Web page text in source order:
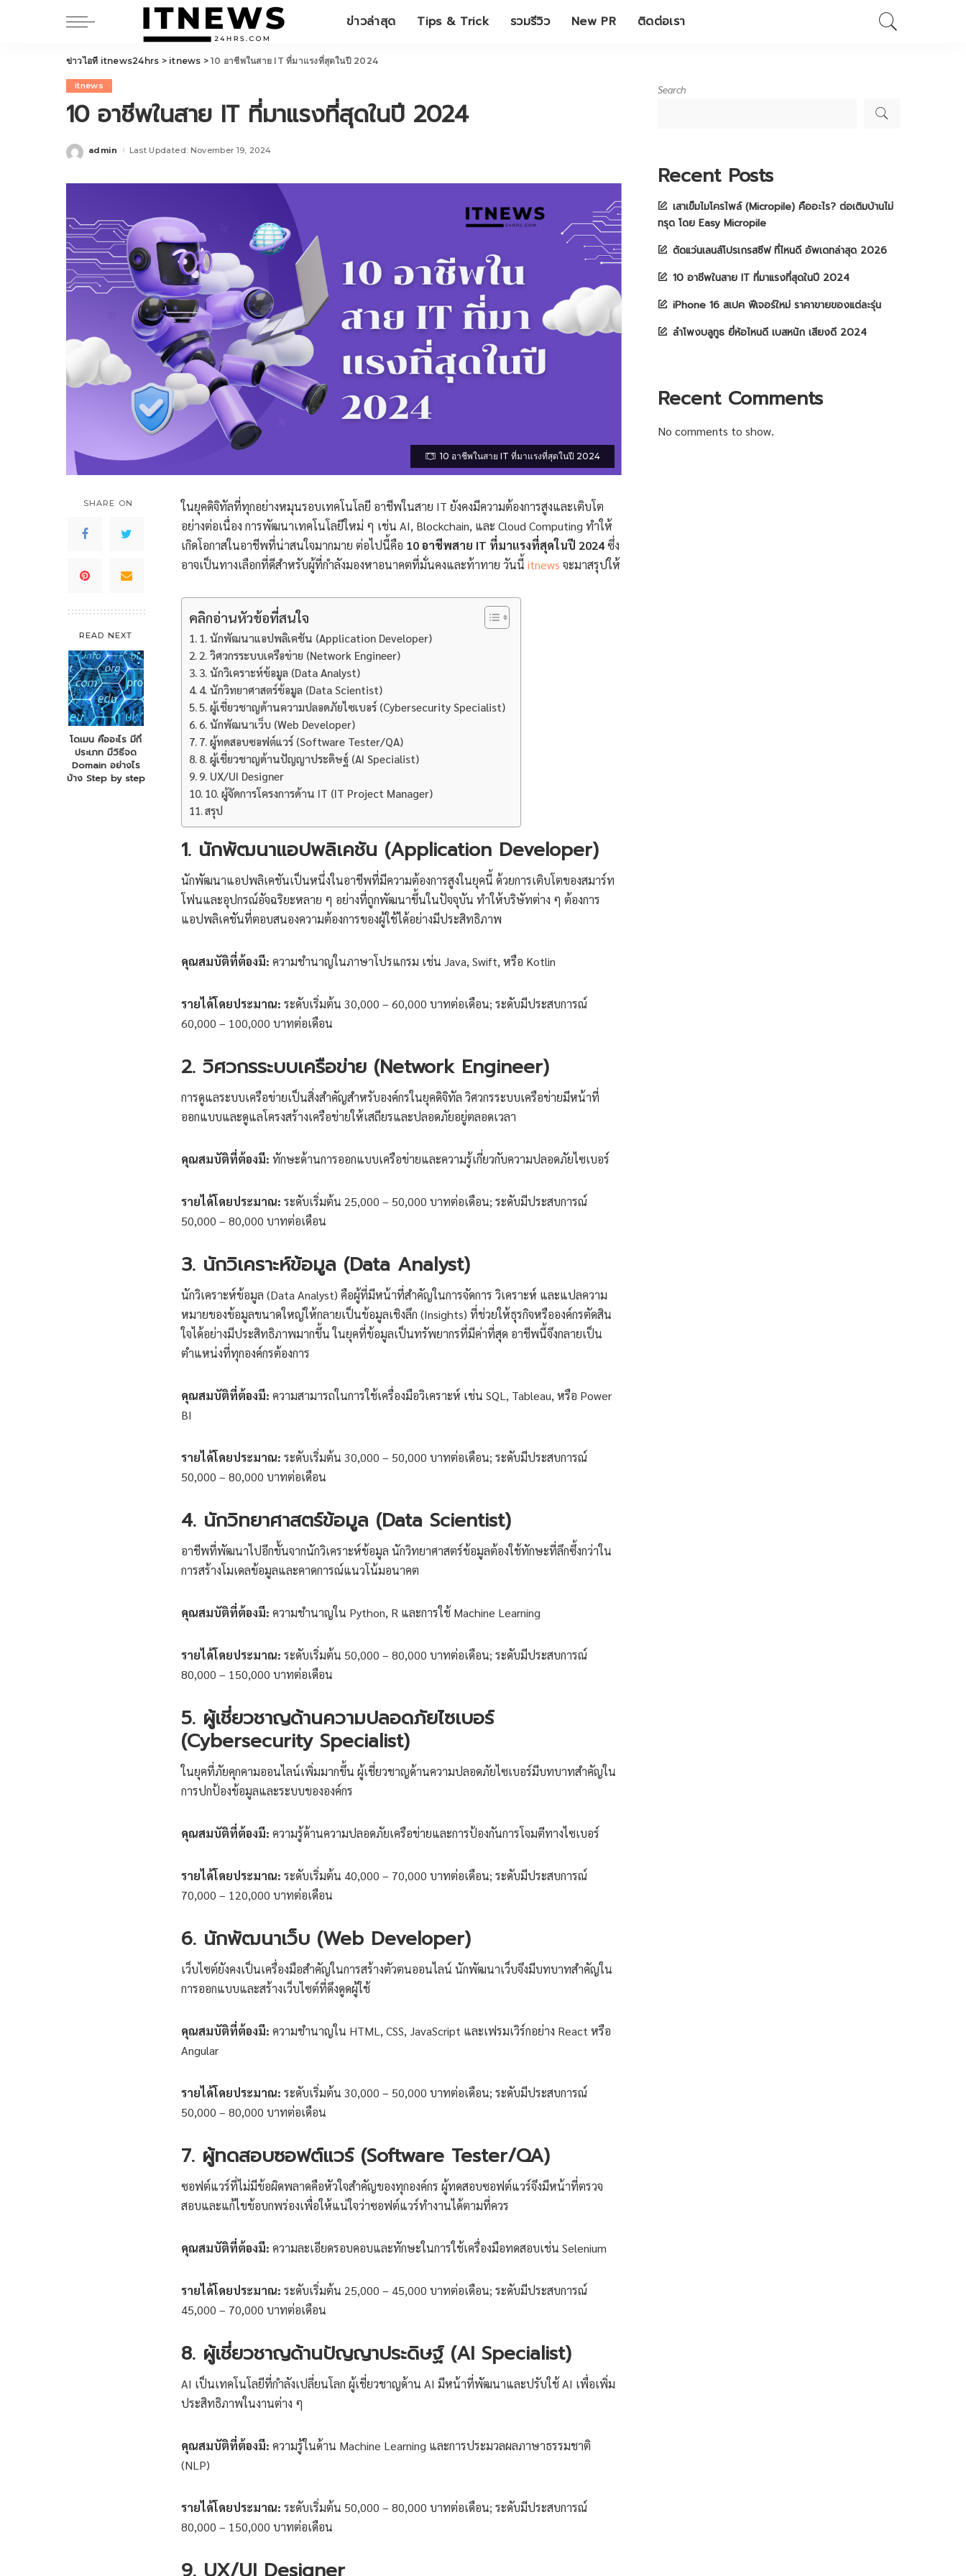
ข่าวล่าสุด Tips & Trick รวมรีวิว New PR ติดต่อเรา
ข่าวไอที itnews24hrs > itnews >10 อาชีพในสาย IT ที่มาแรงที่สุดในปี 2024
itnews
10 อาชีพในสาย IT ที่มาแรงที่สุดในปี 2024
Posted
admin Last Updated: November 19, 2024
10 อาชีพในสาย IT ที่มาแรงที่สุดในปี 2024
SHARE ON
READ NEXT
โดเมน คืออะไร มีกี่
ประเภท มีวิธีจด
Domain อย่างไร
บ้าง Step by step
ในยุคดิจิทัลที่ทุกอย่างหมุนรอบเทคโนโลยี อาชีพในสาย IT ยังคงมีความต้องการสูงและเติบโต
อย่างต่อเนื่อง การพัฒนาเทคโนโลยีใหม่ ๆ เช่น AI, Blockchain, และ Cloud Computing ทำให้
เกิดโอกาสในอาชีพที่น่าสนใจมากมาย ต่อไปนี้คือ 10 อาชีพสาย IT ที่มาแรงที่สุดในปี 2024ซึ่ง
อาจเป็นทางเลือกที่ดีสำหรับผู้ที่กำลังมองหาอนาคตที่มั่นคงและท้าทาย วันนี้ itnews จะมาสรุปให้
คลิกอ่านหัวข้อที่สนใจ
1. นักพัฒนาแอปพลิเคชัน (Application Developer)
2. วิศวกรระบบเครือข่าย (Network Engineer)
3. นักวิเคราะห์ข้อมูล (Data Analyst)
4. นักวิทยาศาสตร์ข้อมูล (Data Scientist)
5. ผู้เชี่ยวชาญด้านความปลอดภัยไซเบอร์ (Cybersecurity Specialist)
6. นักพัฒนาเว็บ (Web Developer)
7. ผู้ทดสอบซอฟต์แวร์ (Software Tester/QA)
8. ผู้เชี่ยวชาญด้านปัญญาประดิษฐ์ (AI Specialist)
9. UX/UI Designer
10. ผู้จัดการโครงการด้าน IT (IT Project Manager)
สรุป
1. นักพัฒนาแอปพลิเคชัน (Application Developer)
นักพัฒนาแอปพลิเคชันเป็นหนึ่งในอาชีพที่มีความต้องการสูงในยุคนี้ ด้วยการเติบโตของสมาร์ท
โฟนและอุปกรณ์อัจฉริยะหลาย ๆ อย่างที่ถูกพัฒนาขึ้นในปัจจุบัน ทำให้บริษัทต่าง ๆ ต้องการ
แอปพลิเคชันที่ตอบสนองความต้องการของผู้ใช้ได้อย่างมีประสิทธิภาพ
คุณสมบัติที่ต้องมี: ความชำนาญในภาษาโปรแกรม เช่น Java, Swift, หรือ Kotlin
รายได้โดยประมาณ: ระดับเริ่มต้น 30,000 – 60,000 บาทต่อเดือน; ระดับมีประสบการณ์
60,000 – 100,000 บาทต่อเดือน
2. วิศวกรระบบเครือข่าย (Network Engineer)
การดูแลระบบเครือข่ายเป็นสิ่งสำคัญสำหรับองค์กรในยุคดิจิทัล วิศวกรระบบเครือข่ายมีหน้าที่
ออกแบบและดูแลโครงสร้างเครือข่ายให้เสถียรและปลอดภัยอยู่ตลอดเวลา
คุณสมบัติที่ต้องมี: ทักษะด้านการออกแบบเครือข่ายและความรู้เกี่ยวกับความปลอดภัยไซเบอร์
รายได้โดยประมาณ: ระดับเริ่มต้น 25,000 – 50,000 บาทต่อเดือน; ระดับมีประสบการณ์
50,000 – 80,000 บาทต่อเดือน
3. นักวิเคราะห์ข้อมูล (Data Analyst)
นักวิเคราะห์ข้อมูล (Data Analyst) คือผู้ที่มีหน้าที่สำคัญในการจัดการ วิเคราะห์ และแปลความ
หมายของข้อมูลขนาดใหญ่ให้กลายเป็นข้อมูลเชิงลึก (Insights) ที่ช่วยให้ธุรกิจหรือองค์กรตัดสิน
ใจได้อย่างมีประสิทธิภาพมากขึ้น ในยุคที่ข้อมูลเป็นทรัพยากรที่มีค่าที่สุด อาชีพนี้จึงกลายเป็น
ตำแหน่งที่ทุกองค์กรต้องการ
คุณสมบัติที่ต้องมี: ความสามารถในการใช้เครื่องมือวิเคราะห์ เช่น SQL, Tableau, หรือ Power
BI
รายได้โดยประมาณ: ระดับเริ่มต้น 30,000 – 50,000 บาทต่อเดือน; ระดับมีประสบการณ์
50,000 – 80,000 บาทต่อเดือน
4. นักวิทยาศาสตร์ข้อมูล (Data Scientist)
อาชีพที่พัฒนาไปอีกขั้นจากนักวิเคราะห์ข้อมูล นักวิทยาศาสตร์ข้อมูลต้องใช้ทักษะที่ลึกซึ้งกว่าใน
การสร้างโมเดลข้อมูลและคาดการณ์แนวโน้มอนาคต
คุณสมบัติที่ต้องมี: ความชำนาญใน Python, R และการใช้ Machine Learning
รายได้โดยประมาณ: ระดับเริ่มต้น 50,000 – 80,000 บาทต่อเดือน; ระดับมีประสบการณ์
80,000 – 150,000 บาทต่อเดือน
5. ผู้เชี่ยวชาญด้านความปลอดภัยไซเบอร์
(Cybersecurity Specialist)
ในยุคที่ภัยคุกคามออนไลน์เพิ่มมากขึ้น ผู้เชี่ยวชาญด้านความปลอดภัยไซเบอร์มีบทบาทสำคัญใน
การปกป้องข้อมูลและระบบขององค์กร
คุณสมบัติที่ต้องมี: ความรู้ด้านความปลอดภัยเครือข่ายและการป้องกันการโจมตีทางไซเบอร์
รายได้โดยประมาณ: ระดับเริ่มต้น 40,000 – 70,000 บาทต่อเดือน; ระดับมีประสบการณ์
70,000 – 120,000 บาทต่อเดือน
6. นักพัฒนาเว็บ (Web Developer)
เว็บไซต์ยังคงเป็นเครื่องมือสำคัญในการสร้างตัวตนออนไลน์ นักพัฒนาเว็บจึงมีบทบาทสำคัญใน
การออกแบบและสร้างเว็บไซต์ที่ดึงดูดผู้ใช้
คุณสมบัติที่ต้องมี: ความชำนาญใน HTML, CSS, JavaScript และเฟรมเวิร์กอย่าง React หรือ
Angular
รายได้โดยประมาณ: ระดับเริ่มต้น 30,000 – 50,000 บาทต่อเดือน; ระดับมีประสบการณ์
50,000 – 80,000 บาทต่อเดือน
7. ผู้ทดสอบซอฟต์แวร์ (Software Tester/QA)
ซอฟต์แวร์ที่ไม่มีข้อผิดพลาดคือหัวใจสำคัญของทุกองค์กร ผู้ทดสอบซอฟต์แวร์จึงมีหน้าที่ตรวจ
สอบและแก้ไขข้อบกพร่องเพื่อให้แน่ใจว่าซอฟต์แวร์ทำงานได้ตามที่ควร
คุณสมบัติที่ต้องมี: ความละเอียดรอบคอบและทักษะในการใช้เครื่องมือทดสอบเช่น Selenium
รายได้โดยประมาณ: ระดับเริ่มต้น 25,000 – 45,000 บาทต่อเดือน; ระดับมีประสบการณ์
45,000 – 70,000 บาทต่อเดือน
8. ผู้เชี่ยวชาญด้านปัญญาประดิษฐ์ (AI Specialist)
AI เป็นเทคโนโลยีที่กำลังเปลี่ยนโลก ผู้เชี่ยวชาญด้าน AI มีหน้าที่พัฒนาและปรับใช้ AI เพื่อเพิ่ม
ประสิทธิภาพในงานต่าง ๆ
คุณสมบัติที่ต้องมี: ความรู้ในด้าน Machine Learning และการประมวลผลภาษาธรรมชาติ
(NLP)
รายได้โดยประมาณ: ระดับเริ่มต้น 50,000 – 80,000 บาทต่อเดือน; ระดับมีประสบการณ์
80,000 – 150,000 บาทต่อเดือน
9. UX/UI Designer
Search
Recent Posts
เสาเข็มไมโครไพล์ (Micropile) คืออะไร? ต่อเติมบ้านไม่
ทรุด โดย Easy Micropile
ตัดแว่นเลนส์โปรเกรสซีฟ ที่ไหนดี อัพเดทล่าสุด 2026
10 อาชีพในสาย IT ที่มาแรงที่สุดในปี 2024
iPhone 16 สเปค ฟีเจอร์ใหม่ ราคาขายของแต่ละรุ่น
ลำโพงบลูทูธ ยี่ห้อไหนดี เบสหนัก เสียงดี 2024
Recent Comments
No comments to show.